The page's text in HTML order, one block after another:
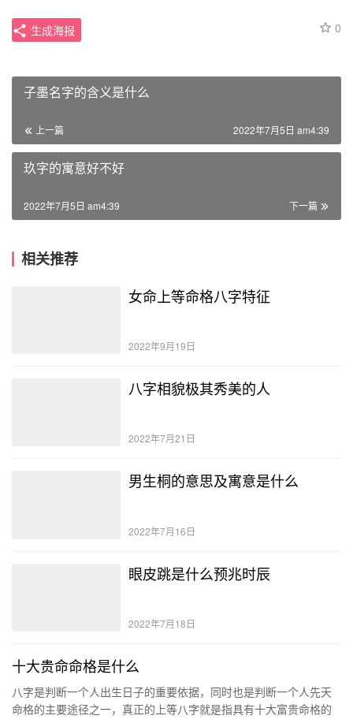
0
生成海报
子墨名字的含义是什么
上一篇 2022年7月5日 am4:39
玖字的寓意好不好
下一篇
2022年7月5日 am4:39
相关推荐
女命上等命格八字特征
2022年9月19日
八字相貌极其秀美的人
2022年7月21日
男生桐的意思及寓意是什么
2022年7月16日
眼皮跳是什么预兆时辰
2022年7月18日
十大贵命命格是什么
八字是判断一个人出生日子的重要依据，同时也是判断一个人先天
命格的主要途径之一，真正的上等八字就是指具有十大富贵命格的